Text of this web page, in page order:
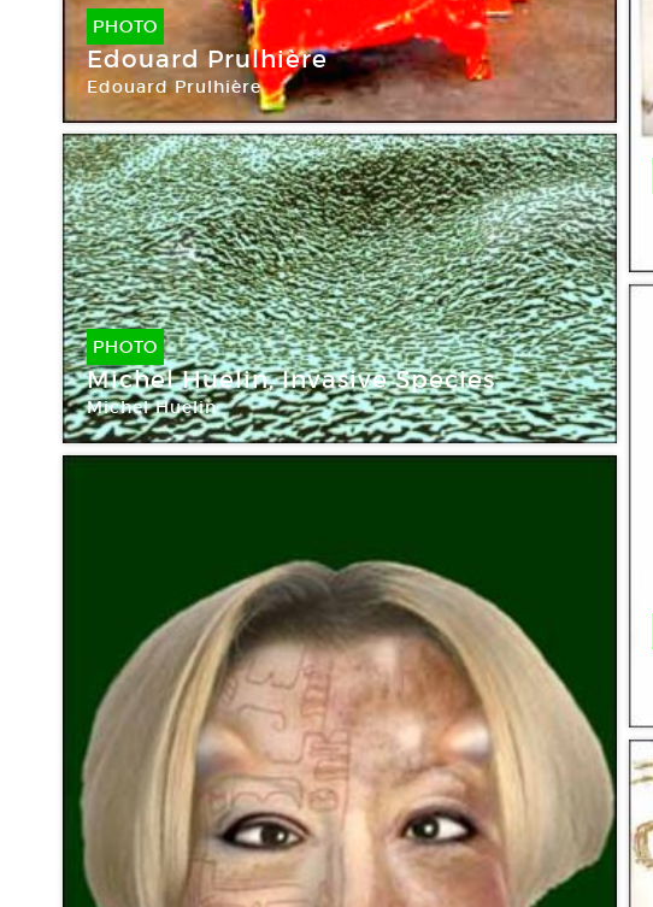
PHOTO
Edouard Prulhière
Edouard Prulhière
PHOTO
Michel Huelin, Invasive Species
Michel Huelin